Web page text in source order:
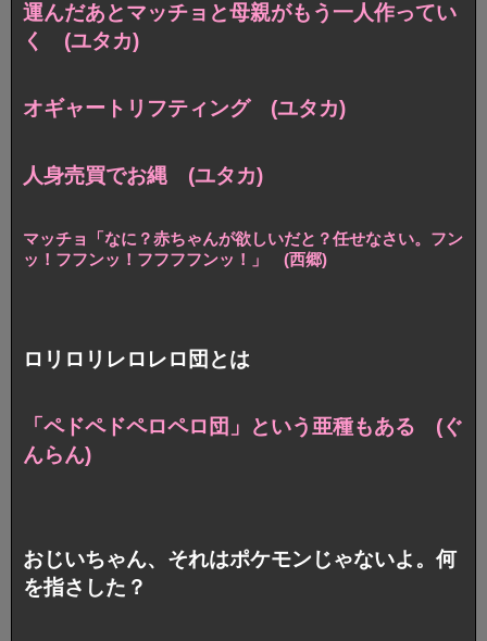
運んだあとマッチョと母親がもう一人作ってい
く (ユタカ)
オギャートリフティング (ユタカ)
人身売買でお縄 (ユタカ)
マッチョ「なに？赤ちゃんが欲しいだと？任せなさい。 フン
ッ！フフンッ！フフフフンッ！」 (西郷)
ロリロリレロレロ団とは
「ペドペドペロペロ団」という亜種もある (ぐ
んらん)
おじいちゃん、それはポケモンじゃないよ。何
を指さした？